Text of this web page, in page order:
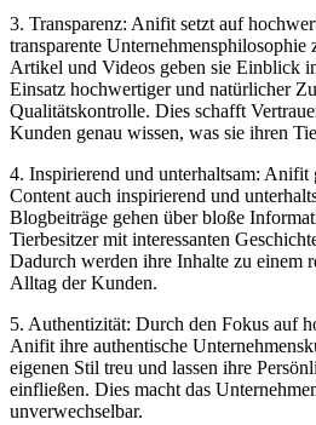
3. Transparenz: Anifit setzt auf
transparente
Artikel und Videos geben sie Einblick
Einsatz hochwertiger und natürlicher
Qualitätskontrolle. Dies schafft
Kunden genau wissen, was sie ihren
4. Inspirierend und unterhaltsam: Anifit
Content auch inspirierend und
Blogbeiträge gehen über bloße
Tierbesitzer mit interessanten
Dadurch werden ihre Inhalte zu einem
Alltag der Kunden.
5. Authentizität: Durch den Fokus auf
Anifit ihre authentische
eigenen Stil treu und lassen ihre
einfließen. Dies macht das
unverwechselbar.